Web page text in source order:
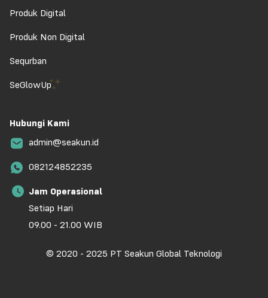
Produk Digital
Produk Non Digital
Sequrban
SeGlowUp
Hubungi Kami
admin@seakun.id
082124852235
Jam Operasional
Setiap Hari
09.00 - 21.00 WIB
© 2020 - 2025 PT Seakun Global Teknologi